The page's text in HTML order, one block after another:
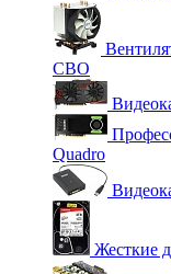
СВО
Quadro
Жесткие